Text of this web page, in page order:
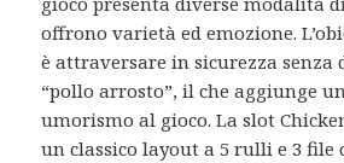
offrono varietà ed emozione.
è attraversare in sicurezza senza
“pollo arrosto”, il che aggiunge
umorismo al gioco. La slot
un classico layout a 5 rulli e 3 file